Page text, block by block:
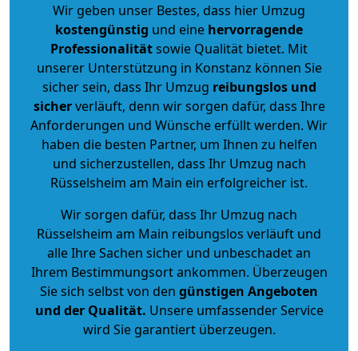
Wir geben unser Bestes, dass hier Umzug
kostengünstig und eine hervorragende
Professionalitätsowie Qualität bietet. Mit
unserer Unterstützung in Konstanz können Sie
sicher sein, dass Ihr Umzug reibungslos und
sicherverläuft, denn wir sorgen dafür, dass Ihre
Anforderungen und Wünsche erfüllt werden. Wir
haben die besten Partner, um Ihnen zu helfen
und sicherzustellen, dass Ihr Umzug nach
Rüsselsheim am Main ein erfolgreicher ist.
Wir sorgen dafür, dass Ihr Umzug nach
Rüsselsheim am Main reibungslos verläuft und
alle Ihre Sachen sicher und unbeschadet an
Ihrem Bestimmungsort ankommen. Überzeugen
Sie sich selbst von den günstigen Angeboten
und der Qualität. Unsere umfassender Service
wird Sie garantiert überzeugen.